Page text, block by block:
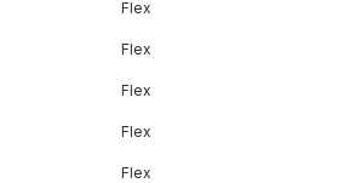
Flex
Flex
Flex
Flex
Flex